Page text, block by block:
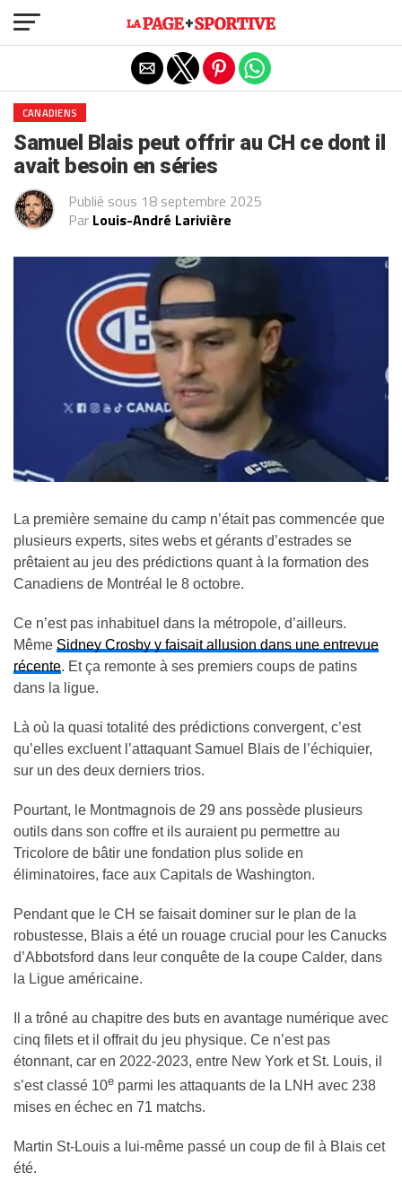
CANADIENS
Samuel Blais peut offrir au CH ce dont il
avait besoin en séries
Publié sous 18 septembre 2025
Par Louis-André Larivière
La première semaine du camp n’était pas commencée que
plusieurs experts, sites webs et gérants d’estrades se
prêtaient au jeu des prédictions quant à la formation des
Canadiens de Montréal le 8 octobre.
Ce n’est pas inhabituel dans la métropole, d’ailleurs.
Même Sidney Crosby y faisait allusion dans une entrevue
récente. Et ça remonte à ses premiers coups de patins
dans la ligue.
Là où la quasi totalité des prédictions convergent, c’est
qu’elles excluent l’attaquant Samuel Blais de l’échiquier,
sur un des deux derniers trios.
Pourtant, le Montmagnois de 29 ans possède plusieurs
outils dans son coffre et ils auraient pu permettre au
Tricolore de bâtir une fondation plus solide en
éliminatoires, face aux Capitals de Washington.
Pendant que le CH se faisait dominer sur le plan de la
robustesse, Blais a été un rouage crucial pour les Canucks
d’Abbotsford dans leur conquête de la coupe Calder, dans
la Ligue américaine.
Il a trôné au chapitre des buts en avantage numérique avec
cinq filets et il offrait du jeu physique. Ce n’est pas
étonnant, car en 2022-2023, entre New York et St. Louis, il
s’est classé 10e parmi les attaquants de la LNH avec 238
mises en échec en 71 matchs.
Martin St-Louis a lui-même passé un coup de fil à Blais cet
été.
Exit mobile version